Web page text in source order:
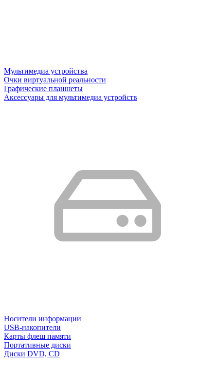
Мультимедиа устройства
Очки виртуальной реальности
Графические планшеты
Аксессуары для мультимедиа устройств
Носители информации
USB-накопители
Карты флеш памяти
Портативные диски
Диски DVD, CD